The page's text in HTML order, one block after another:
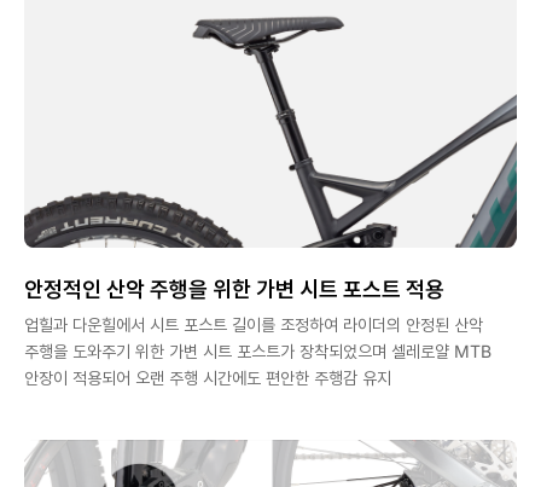
안정적인 산악 주행을 위한 가변 시트 포스트 적용
업힐과 다운힐에서 시트 포스트 길이를 조정하여 라이더의 안정된 산악
주행을 도와주기 위한 가변 시트 포스트가 장착되었으며 셀레로얄 MTB
안장이 적용되어 오랜 주행 시간에도 편안한 주행감 유지